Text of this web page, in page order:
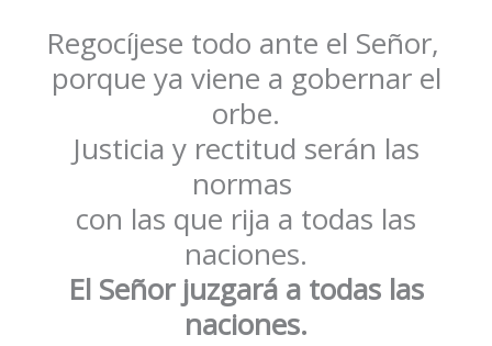
Regocíjese todo ante el Señor,
porque ya viene a gobernar el
orbe.
Justicia y rectitud serán las
normas
con las que rija a todas las
naciones.
El Señor juzgará a todas las
naciones.